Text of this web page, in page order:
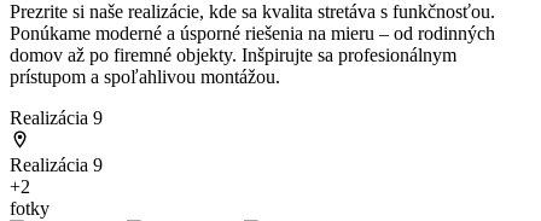
Prezrite si naše realizácie, kde sa kvalita stretáva s funkčnosťou.
Ponúkame moderné a úsporné riešenia na mieru – od rodinných
domov až po firemné objekty. Inšpirujte sa profesionálnym
prístupom a spoľahlivou montážou.
Realizácia 9
Realizácia 9
+2
fotky